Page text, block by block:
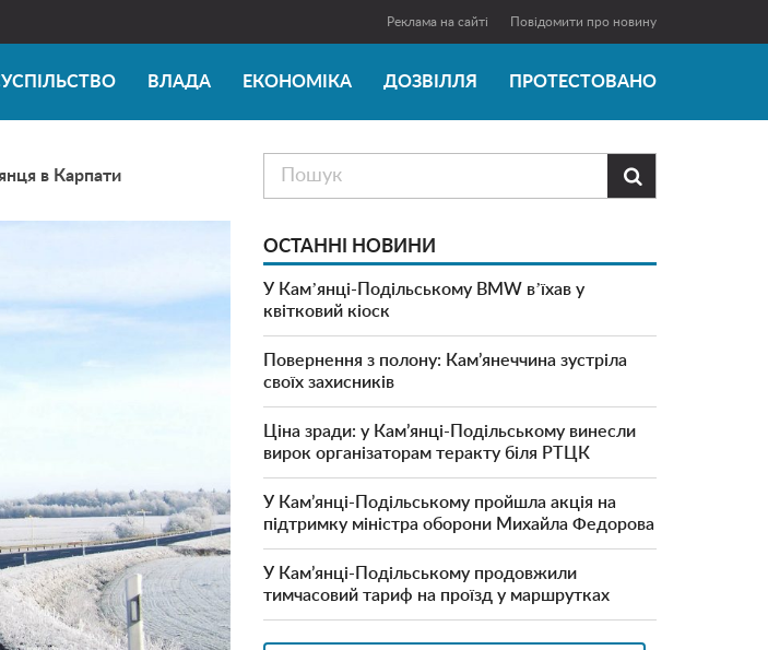
Реклама на сайті Повідомити про новину
ВЛАДА ЕКОНОМІКА ДОЗВІЛЛЯ ПРОТЕСТОВАНО
в Карпати 
ОСТАННІ НОВИНИ
У Камʼянці-Подільському BMW вʼїхав у
квітковий кіоск
Повернення з полону: Кам’янеччина зустріла
своїх захисників
Ціна зради: у Кам’янці-Подільському винесли
вирок організаторам теракту біля РТЦК
У Кам’янці-Подільському пройшла акція на
підтримку міністра оборони Михайла Федорова
У Кам’янці-Подільському продовжили
тимчасовий тариф на проїзд у маршрутках